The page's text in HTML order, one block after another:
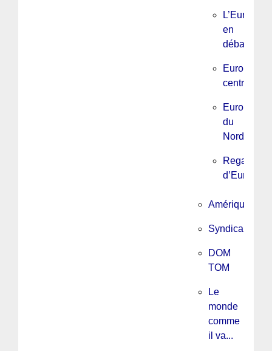
L’Europe
en
débats
Europe
centrale
Europe
du
Nord
Regards
d’Europe
Amérique
Syndicalisme
DOM
TOM
Le
monde
comme
il va...